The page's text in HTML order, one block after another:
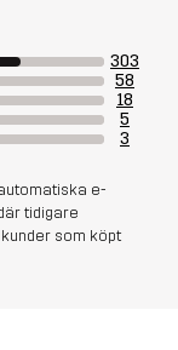
303
58
18
5
3
e-
tidigare
som köpt